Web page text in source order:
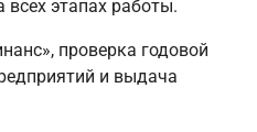
этапах работы.
проверка годовой
и выдача